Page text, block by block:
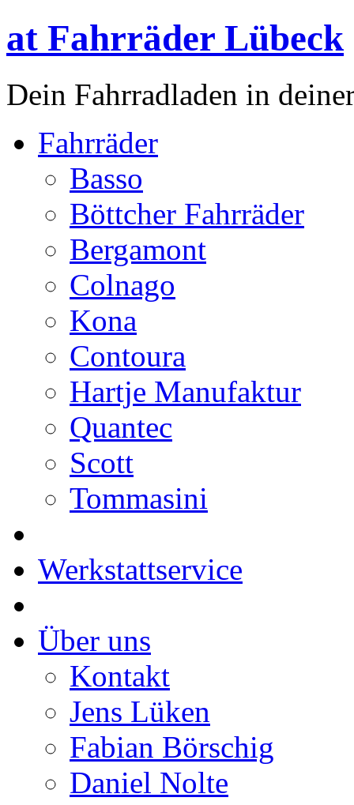
at Fahrräder Lübeck
Dein Fahrradladen in
Fahrräder
Basso
Böttcher Fahrräder
Bergamont
Colnago
Kona
Contoura
Hartje Manufaktur
Quantec
Scott
Tommasini
Werkstattservice
Über uns
Kontakt
Jens Lüken
Fabian Börschig
Daniel Nolte